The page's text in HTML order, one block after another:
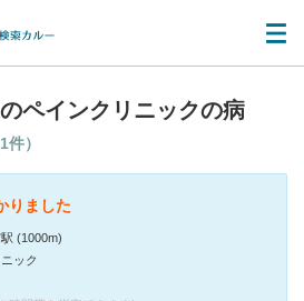
ペインクリニックの病
1件）
りました
(1000m)
ック